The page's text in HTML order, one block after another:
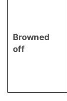
Browned
off